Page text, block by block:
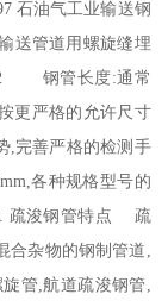
油气工业输送钢
送管道用螺旋缝埋
钢管长度:通常
更严格的允许尺寸
善严格的检测手
各种规格型号的
. 疏浚钢管特点 疏
合杂物的钢制管道,
管,航道疏浚钢管,